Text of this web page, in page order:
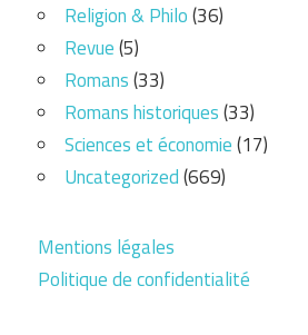
Religion & Philo(36)
Revue(5)
Romans(33)
Romans historiques(33)
Sciences et économie(17)
Uncategorized(669)
Mentions légales
Politique de confidentialité